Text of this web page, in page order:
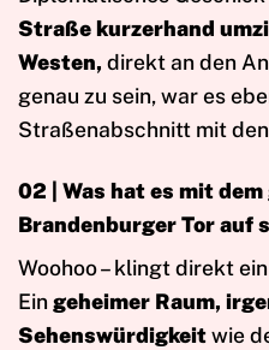
Straße kurzerhand
Westen, direkt an den
genau zu sein, war es
Straßenabschnitt mit
02 | Was hat es mit
Brandenburger Tor auf
Woohoo – klingt direkt
Eingeheimer Raum,
Sehenswürdigkeitwie